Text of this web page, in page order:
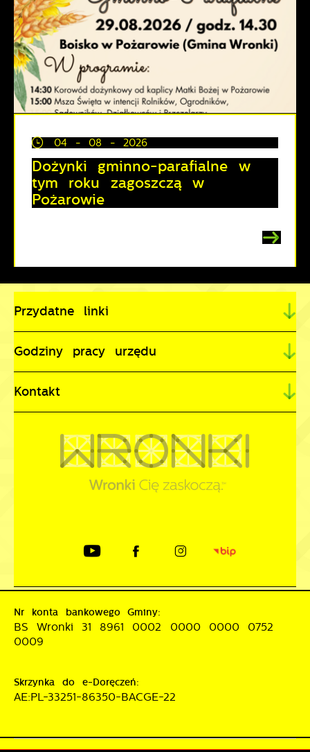
04 - 08 - 2026
Dożynki gminno-parafialne w
tym roku zagoszczą w
Pożarowie
Przydatne linki
Godziny pracy urzędu
Kontakt
Nr konta bankowego Gminy:
BS Wronki 31 8961 0002 0000 0000 0752
0009
Skrzynka do e-Doręczeń:
AE:PL-33251-86350-BACGE-22